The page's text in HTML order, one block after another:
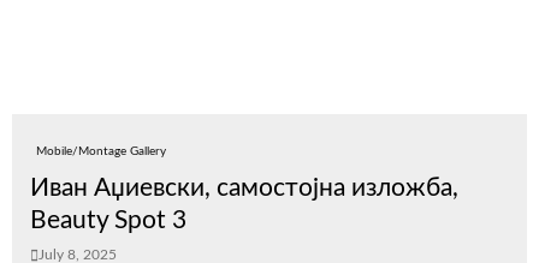
Mobile/Montage Gallery
Иван Аџиевски, самостојна изложба,
Beauty Spot 3
July 8, 2025